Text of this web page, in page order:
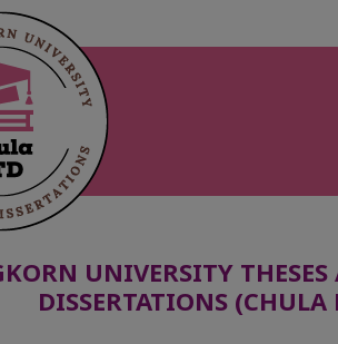
UNIVERSITY THESES
DISSERTATIONS (CHULA